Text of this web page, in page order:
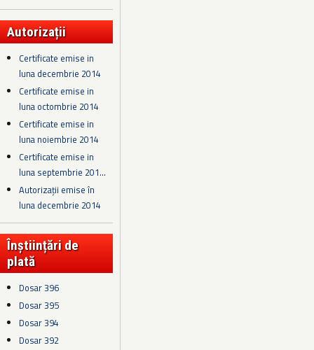
Autorizații
Certificate emise in
luna decembrie 2014
Certificate emise in
luna octombrie 2014
Certificate emise in
luna noiembrie 2014
Certificate emise in
luna septembrie 201...
Autorizații emise în
luna decembrie 2014
Înștiințări de
plată
Dosar 396
Dosar 395
Dosar 394
Dosar 392